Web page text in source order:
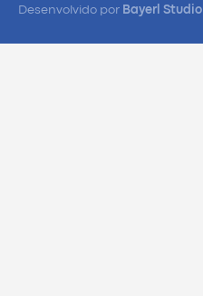
Desenvolvido por Bayerl Studio